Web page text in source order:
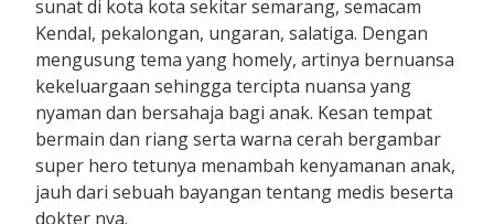
sunat di kota kota sekitar semarang, semacam
Kendal, pekalongan, ungaran, salatiga. Dengan
mengusung tema yang homely, artinya bernuansa
kekeluargaan sehingga tercipta nuansa yang
nyaman dan bersahaja bagi anak. Kesan tempat
bermain dan riang serta warna cerah bergambar
super hero tetunya menambah kenyamanan anak,
jauh dari sebuah bayangan tentang medis beserta
dokter nya.